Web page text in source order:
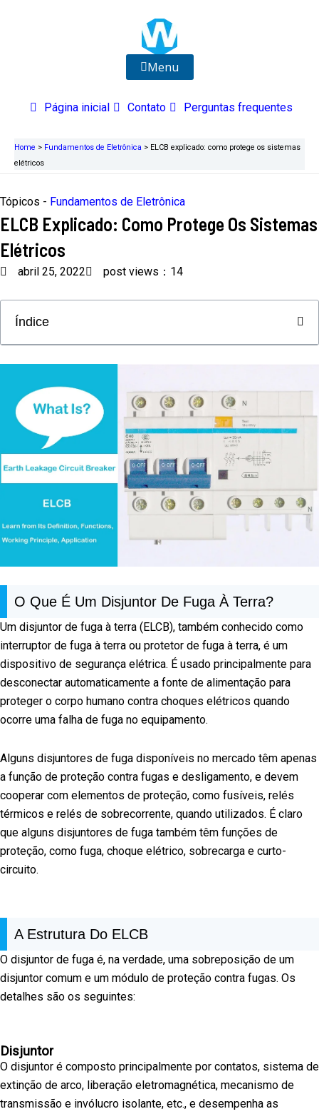
Menu
Página inicial Contato Perguntas frequentes
Home > Fundamentos de Eletrônica > ELCB explicado: como protege os sistemas
elétricos
Tópicos - Fundamentos de Eletrônica
ELCB Explicado: Como Protege Os Sistemas
Elétricos
abril 25, 2022 post views：14
Índice
O Que É Um Disjuntor De Fuga À Terra?
Um disjuntor de fuga à terra (ELCB), também conhecido como
interruptor de fuga à terra ou protetor de fuga à terra, é um
dispositivo de segurança elétrica. É usado principalmente para
desconectar automaticamente a fonte de alimentação para
proteger o corpo humano contra choques elétricos quando
ocorre uma falha de fuga no equipamento.
Alguns disjuntores de fuga disponíveis no mercado têm apenas
a função de proteção contra fugas e desligamento, e devem
cooperar com elementos de proteção, como fusíveis, relés
térmicos e relés de sobrecorrente, quando utilizados. É claro
que alguns disjuntores de fuga também têm funções de
proteção, como fuga, choque elétrico, sobrecarga e curto-
circuito.
A Estrutura Do ELCB
O disjuntor de fuga é, na verdade, uma sobreposição de um
disjuntor comum e um módulo de proteção contra fugas. Os
detalhes são os seguintes:
Disjuntor
O disjuntor é composto principalmente por contatos, sistema de
extinção de arco, liberação eletromagnética, mecanismo de
transmissão e invólucro isolante, etc., e desempenha as